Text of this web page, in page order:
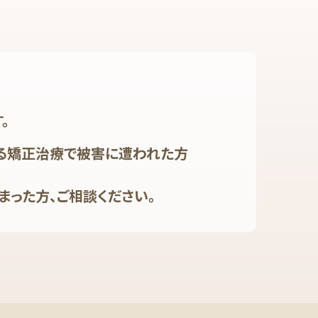
矯正治療で被害に遭われた方
た方、ご相談ください。